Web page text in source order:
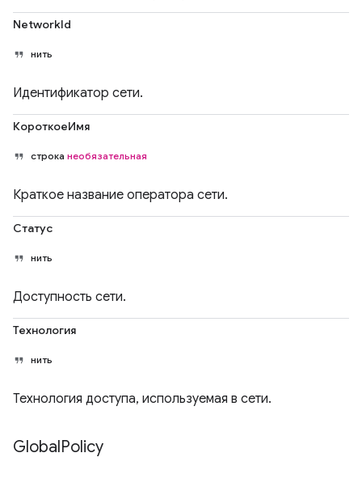
NetworkId
нить
Идентификатор сети.
КороткоеИмя
строка необязательная
Краткое название оператора сети.
Статус
нить
Доступность сети.
Технология
нить
Технология доступа, используемая в сети.
GlobalPolicy